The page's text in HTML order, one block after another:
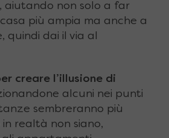
aiutando non solo a far
più ampia ma anche a
quindi dai il via al
creare l’illusione di
alcuni nei punti
sembreranno più
realtà non siano,